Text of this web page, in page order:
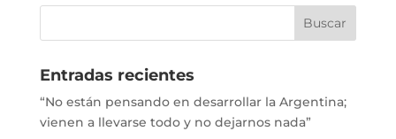
Entradas recientes
“No están pensando en desarrollar la Argentina;
vienen a llevarse todo y no dejarnos nada”